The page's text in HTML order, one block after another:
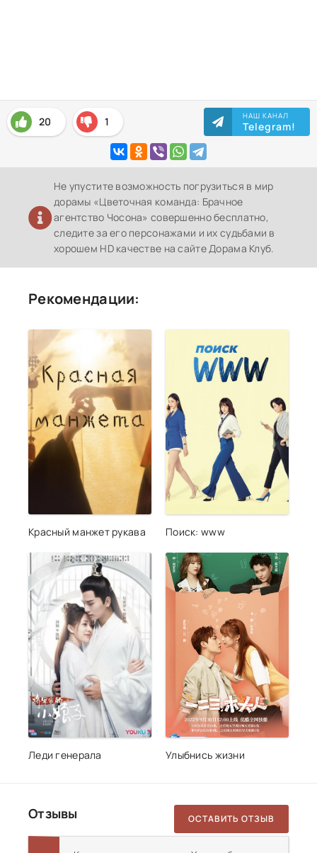
20 1 НАШ КАНАЛ
Telegram!
Не упустите возможность погрузиться в мир
дорамы «Цветочная команда: Брачное
агентство Чосона» совершенно бесплатно,
следите за его персонажами и их судьбами в
хорошем HD качестве на сайте Дорама Клуб.
Рекомендации:
Красный манжет рукава Поиск: www
Леди генерала Улыбнись жизни
Отзывы ОСТАВИТЬ ОТЗЫВ